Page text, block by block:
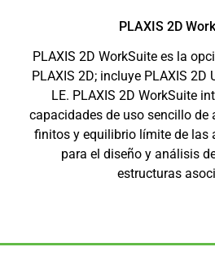
PLAXIS 2D
PLAXIS 2D WorkSuite es la
PLAXIS 2D; incluye PLAXIS 2D
LE. PLAXIS 2D WorkSuite
capacidades de uso sencillo de
finitos y equilibrio límite de las
para el diseño y análisis
estructuras